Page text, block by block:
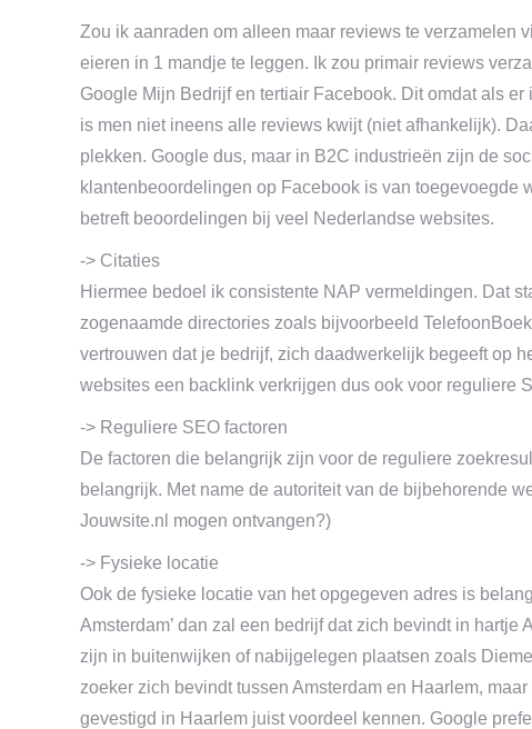
Zou ik aanraden om alleen maar reviews te verzamelen
eieren in 1 mandje te leggen. Ik zou primair reviews
Google Mijn Bedrijf en tertiair Facebook. Dit omdat als
is men niet ineens alle reviews kwijt (niet afhankelijk).
plekken. Google dus, maar in B2C industrieën zijn de
klantenbeoordelingen op Facebook is van toegevoegde
betreft beoordelingen bij veel Nederlandse websites.
-> Citaties
Hiermee bedoel ik consistente NAP vermeldingen. Dat
zogenaamde directories zoals bijvoorbeeld
vertrouwen dat je bedrijf, zich daadwerkelijk begeeft op
websites een backlink verkrijgen dus ook voor reguliere
-> Reguliere SEO factoren
De factoren die belangrijk zijn voor de reguliere
belangrijk. Met name de autoriteit van de bijbehorende
Jouwsite.nl mogen ontvangen?)
-> Fysieke locatie
Ook de fysieke locatie van het opgegeven adres is
Amsterdam’ dan zal een bedrijf dat zich bevindt in
zijn in buitenwijken of nabijgelegen plaatsen zoals
zoeker zich bevindt tussen Amsterdam en Haarlem,
gevestigd in Haarlem juist voordeel kennen. Google